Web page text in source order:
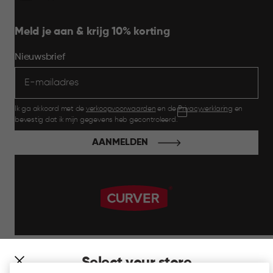
Select your store
Meld je aan & krijg 10% korting
Nieuwsbrief
Ik ga akkoord met de verkoopvoorwaarden en dePrivacyverklaring en
bevestig dat ik mijn gegevens heb gecontroleerd.
AANMELDEN